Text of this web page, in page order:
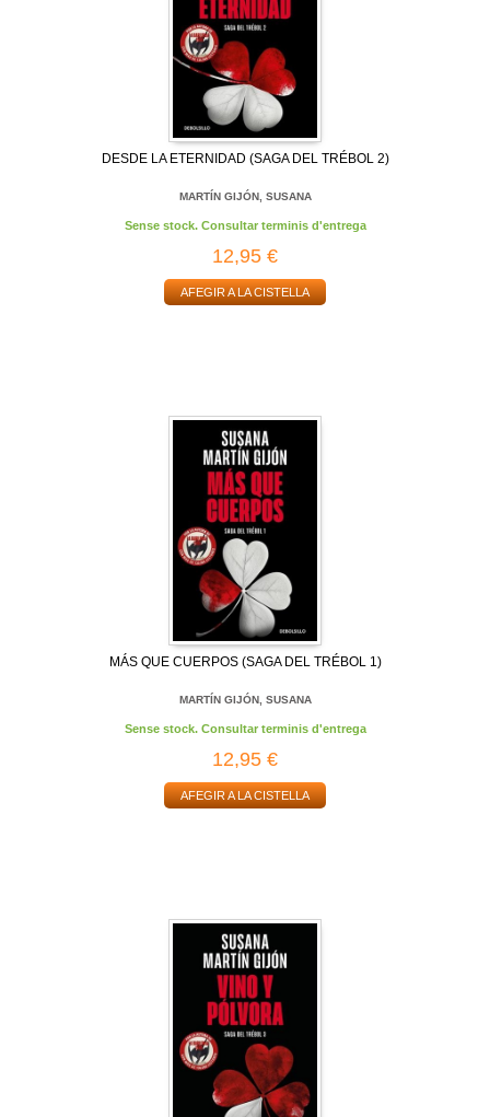
DESDE LA ETERNIDAD (SAGA DEL TRÉBOL 2)
MARTÍN GIJÓN, SUSANA
Sense stock. Consultar terminis d'entrega
12,95 €
AFEGIR A LA CISTELLA
MÁS QUE CUERPOS (SAGA DEL TRÉBOL 1)
MARTÍN GIJÓN, SUSANA
Sense stock. Consultar terminis d'entrega
12,95 €
AFEGIR A LA CISTELLA